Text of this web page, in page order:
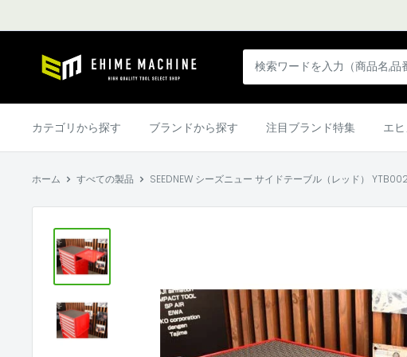
ン
キ
エ
ヒ
本
カテゴリから探す ブランドから探す 注目ブランド特集 エ
ホーム すべての製品 SEEDNEW シーズニュー サイドテーブル（レッド）